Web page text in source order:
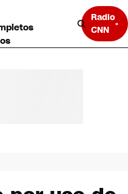
Radio
CNN